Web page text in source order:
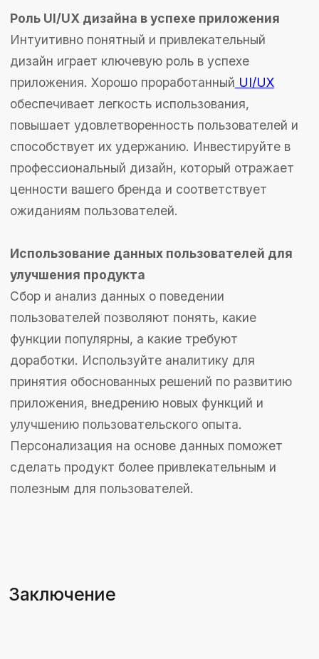
Аккредитация в ИТ: 6552 от 09.12.2016 г.
Электронная коммерция
Управление персоналом
Предприятия
Общепит
UI/UX дизайн
Мобильная разработка
Веб-разработка
Тестирование
Подбор персонала
Наш опыт
Контакты
Практика в ИТ
info@profsoft.pro
+7 (495) 011-05-11
Apple clips и Google instant
Серверная разработка
Поддержка